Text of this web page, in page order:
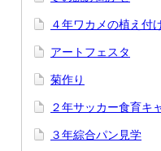
４年ワカメの植え付
アートフェスタ
菊作り
２年サッカー食育キ
３年綜合パン見学